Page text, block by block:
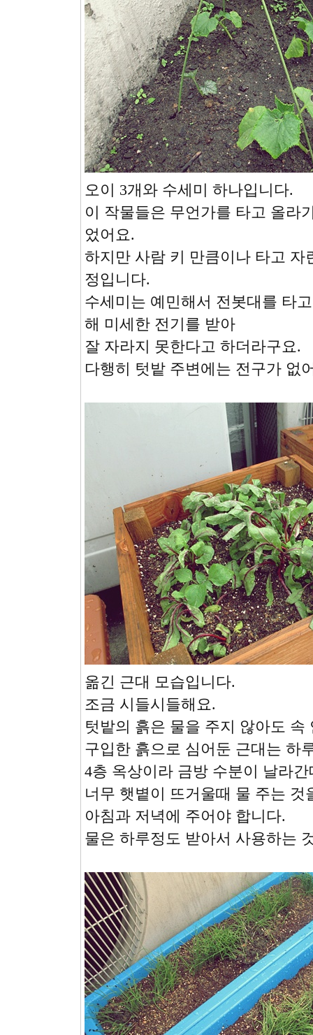
오이 3개와 수세미 하나입니다.
이 작물들은 무언가를 타고 올라
었어요.
하지만 사람 키 만큼이나 타고
정입니다.
수세미는 예민해서 전봇대를 타
해 미세한 전기를 받아
잘 자라지 못한다고 하더라구요.
다행히 텃밭 주변에는 전구가 없
옮긴 근대 모습입니다.
조금 시들시들해요.
텃밭의 흙은 물을 주지 않아도
구입한 흙으로 심어둔 근대는 하
4층 옥상이라 금방 수분이 날라간
너무 햇볕이 뜨거울때 물 주는 것
아침과 저녁에 주어야 합니다.
물은 하루정도 받아서 사용하는